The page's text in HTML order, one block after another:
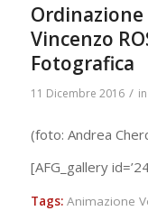
Vincenzo
Fotografica
11 Dicembre 2016 / in
(foto: Andrea
[AFG_gallery
Tags: Animazione